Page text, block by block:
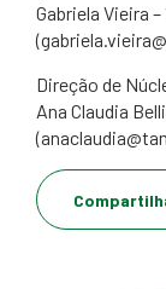
Gabriela Vieira
Direção de
Ana Claudia